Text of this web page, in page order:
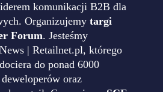
komunikacji B2B dla
Organizujemy targi
Forum. Jesteśmy
| Retailnet.pl, którego
dociera do ponad 6000
oraz